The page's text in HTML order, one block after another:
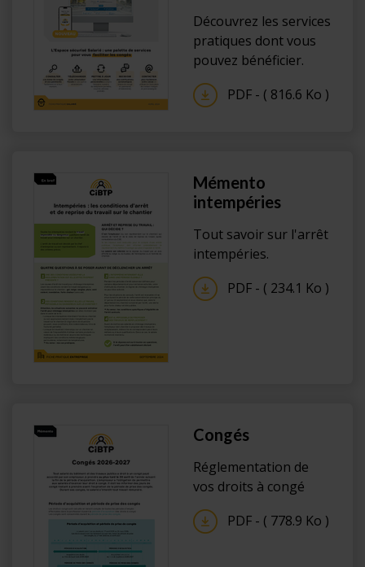
Découvrez les services
pratiques dont vous
pouvez bénéficier.
PDF - ( 816.6 Ko )
Mémento
intempéries
Tout savoir sur l'arrêt
intempéries.
PDF - ( 234.1 Ko )
Congés
Réglementation de
vos droits à congé
PDF - ( 778.9 Ko )